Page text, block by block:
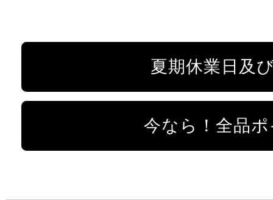
夏期休業日及
今なら！全品